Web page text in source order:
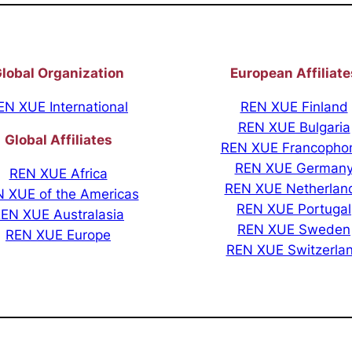
Organization
XUE International
Global Affiliates
REN XUE Africa
XUE of the Americas
XUE Australasia
REN XUE Europe
European
REN XUE Finland
REN XUE Bulgaria
REN XUE
REN XUE
REN XUE
REN XUE Portugal
REN XUE Sweden
REN XUE